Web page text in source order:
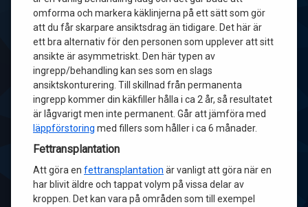
omforma och markera käklinjerna på ett sätt som gör
att du får skarpare ansiktsdrag än tidigare. Det här är
ett bra alternativ för den personen som upplever att sitt
ansikte är asymmetriskt. Den här typen av
ingrepp/behandling kan ses som en slags
ansiktskonturering. Till skillnad från permanenta
ingrepp kommer din käkfiller hålla i ca 2 år, så resultatet
är lågvarigt men inte permanent. Går att jämföra med
läppförstoring med fillers som håller i ca 6 månader.
Fettransplantation
Att göra en fettransplantation är vanligt att göra när en
har blivit äldre och tappat volym på vissa delar av
kroppen. Det kan vara på områden som till exempel